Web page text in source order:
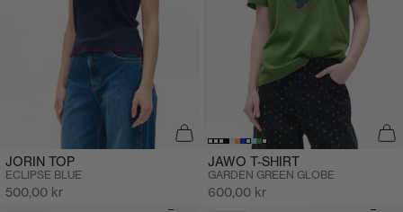
JORIN TOP
ECLIPSE BLUE
Salgspris
500,00 kr
JAWO T-SHIRT
GARDEN GREEN GLOBE
Salgspris
600,00 kr